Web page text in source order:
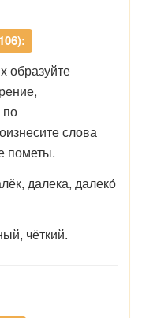
образуйте
по
слова
пометы.
далека, далеко́
чёткий.